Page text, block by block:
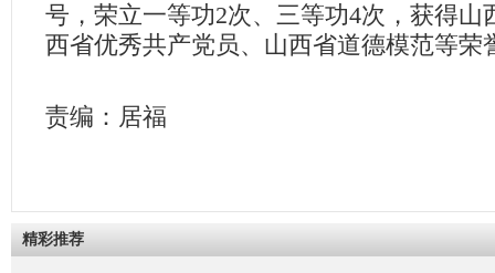
号，荣立一等功2次、三等功4次，获得山
西省优秀共产党员、山西省道德模范等荣
责编：居福
精彩推荐